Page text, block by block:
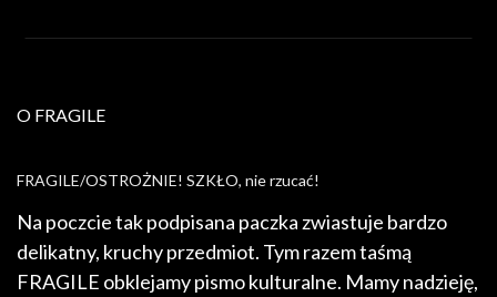
O FRAGILE
FRAGILE/OSTROŻNIE! SZKŁO, nie rzucać!
Na poczcie tak podpisana paczka zwiastuje bardzo
delikatny, kruchy przedmiot. Tym razem taśmą
FRAGILE obklejamy pismo kulturalne. Mamy nadzieję,